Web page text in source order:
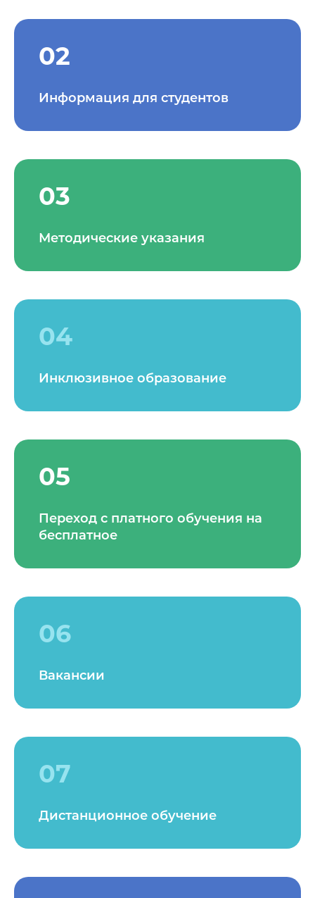
02
Информация для студентов
03
Методические указания
04
Инклюзивное образование
05
Переход с платного обучения на
бесплатное
06
Вакансии
07
Дистанционное обучение